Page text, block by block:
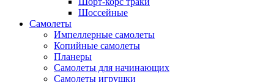
Шоссейные
Самолеты
Импеллерные самолеты
Копийные самолеты
Планеры
Самолеты для начинающих
Самолеты игрушки